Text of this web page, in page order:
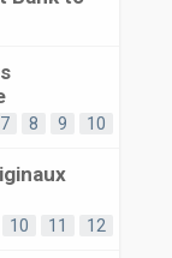
7 8 9 10
10 11 12